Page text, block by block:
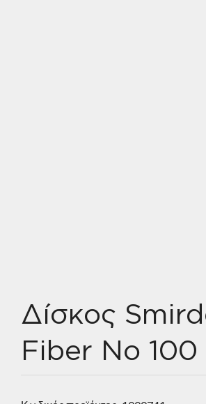
Δίσκος
Fiber No 100